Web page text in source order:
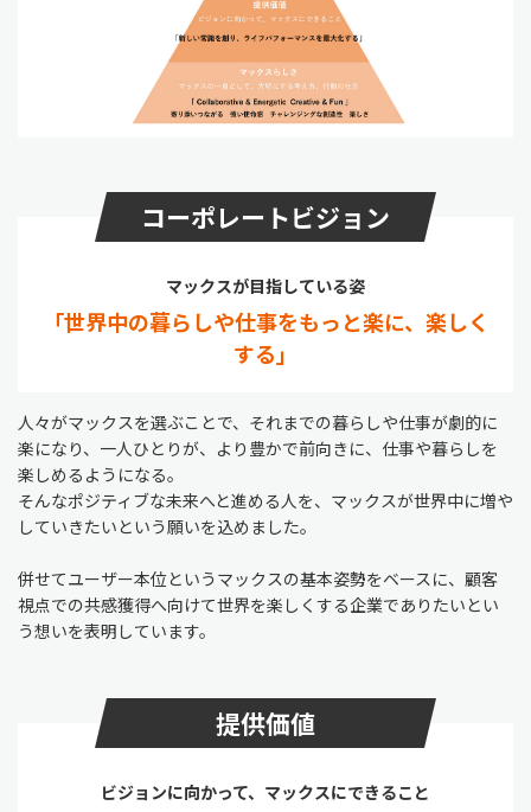
コーポレートビジョン
マックスが目指している姿
「世界中の暮らしや仕事をもっと楽に、楽しく
する」
人々がマックスを選ぶことで、それまでの暮らしや仕事が劇的に
楽になり、一人ひとりが、より豊かで前向きに、仕事や暮らしを
楽しめるようになる。
そんなポジティブな未来へと進める人を、マックスが世界中に増や
していきたいという願いを込めました。
併せてユーザー本位というマックスの基本姿勢をベースに、顧客
視点での共感獲得へ向けて世界を楽しくする企業でありたいとい
う想いを表明しています。
提供価値
ビジョンに向かって、マックスにできること